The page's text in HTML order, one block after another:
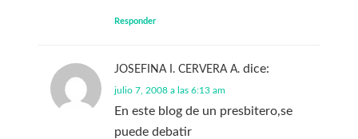
Responder
JOSEFINA I. CERVERA A. dice:
julio 7, 2008 a las 6:13 am
En este blog de un presbitero,se
puede debatir